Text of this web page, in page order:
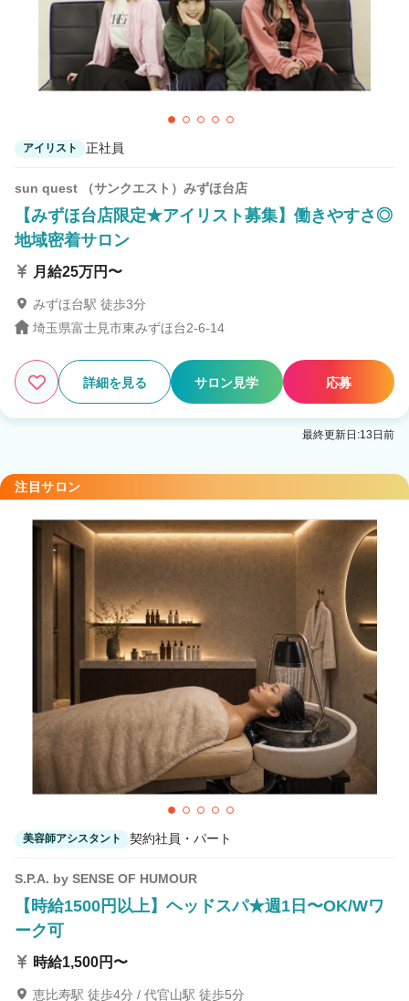
アイリスト 正社員
sun quest （サンクエスト）みずほ台店
【みずほ台店限定★アイリスト募集】働きやすさ◎
地域密着サロン
月給25万円〜
みずほ台駅 徒歩3分
埼玉県富士見市東みずほ台2-6-14
詳細を見る サロン見学 応募
最終更新日:13日前
注目サロン
美容師アシスタント 契約社員・パート
S.P.A. by SENSE OF HUMOUR
【時給1500円以上】ヘッドスパ★週1日〜OK/Wワ
ーク可
時給1,500円〜
恵比寿駅 徒歩4分 / 代官山駅 徒歩5分